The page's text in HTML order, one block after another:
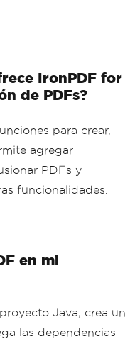
IronPDF for
de PDFs?
para crear,
agregar
PDFs y
funcionalidades.
en mi
Java, crea un
las dependencias